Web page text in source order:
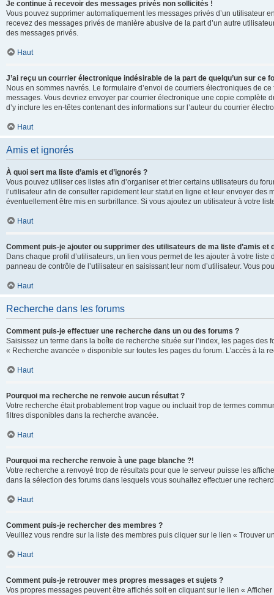
Je continue à recevoir des messages privés non sollicités !
Vous pouvez supprimer automatiquement les messages privés d’un utilisateur
recevez des messages privés de manière abusive de la part d’un autre
des messages privés.
Haut
J’ai reçu un courrier électronique indésirable de la part de quelqu’un sur ce
Nous en sommes navrés. Le formulaire d’envoi de courriers électroniques de
messages. Vous devriez envoyer par courrier électronique une copie complète
d’y inclure les en-têtes contenant des informations sur l’auteur du courrier
Haut
Amis et ignorés
À quoi sert ma liste d’amis et d’ignorés ?
Vous pouvez utiliser ces listes afin d’organiser et trier certains utilisateurs du
l’utilisateur afin de consulter rapidement leur statut en ligne et leur envoyer
éventuellement être mis en surbrillance. Si vous ajoutez un utilisateur à votre
Haut
Comment puis-je ajouter ou supprimer des utilisateurs de ma liste d’amis et
Dans chaque profil d’utilisateurs, un lien vous permet de les ajouter à votre
panneau de contrôle de l’utilisateur en saisissant leur nom d’utilisateur. Vous
Haut
Recherche dans les forums
Comment puis-je effectuer une recherche dans un ou des forums ?
Saisissez un terme dans la boîte de recherche située sur l’index, les pages
« Recherche avancée » disponible sur toutes les pages du forum. L’accès à la
Haut
Pourquoi ma recherche ne renvoie aucun résultat ?
Votre recherche était probablement trop vague ou incluait trop de termes
filtres disponibles dans la recherche avancée.
Haut
Pourquoi ma recherche renvoie à une page blanche ?!
Votre recherche a renvoyé trop de résultats pour que le serveur puisse les
dans la sélection des forums dans lesquels vous souhaitez effectuer une
Haut
Comment puis-je rechercher des membres ?
Veuillez vous rendre sur la liste des membres puis cliquer sur le lien « Trouver
Haut
Comment puis-je retrouver mes propres messages et sujets ?
Vos propres messages peuvent être affichés soit en cliquant sur le lien «